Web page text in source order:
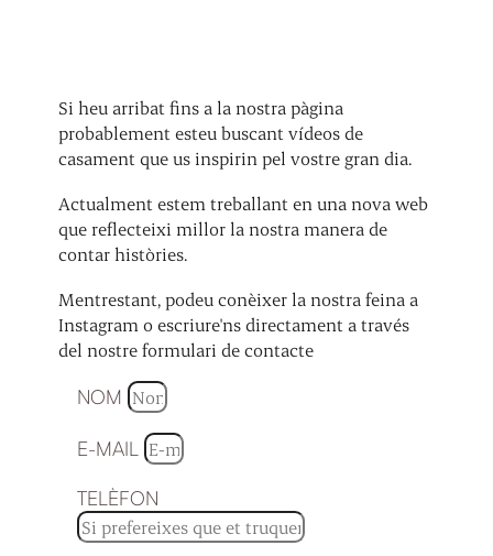
Si heu arribat fins a la nostra pàgina
probablement esteu buscant vídeos de
casament que us inspirin pel vostre gran dia.
Actualment estem treballant en una nova web
que reflecteixi millor la nostra manera de
contar històries.
Mentrestant, podeu conèixer la nostra feina a
Instagram o escriure'ns directament a través
del nostre formulari de contacte
NOM
E-MAIL
TELÈFON